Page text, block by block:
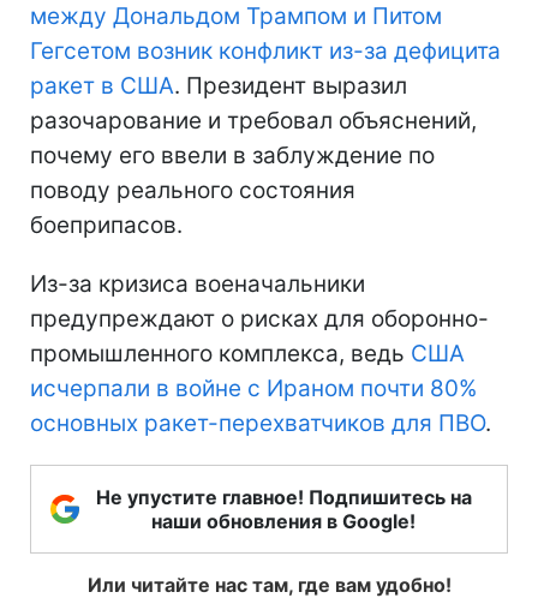
между Дональдом Трампом и Питом
Гегсетом возник конфликт из-за дефицита
ракет в США. Президент выразил
разочарование и требовал объяснений,
почему его ввели в заблуждение по
поводу реального состояния
боеприпасов.
Из-за кризиса военачальники
предупреждают о рисках для оборонно-
промышленного комплекса, ведь США
исчерпали в войне с Ираном почти 80%
основных ракет-перехватчиков для ПВО.
Не упустите главное! Подпишитесь на
наши обновления в Google!
Или читайте нас там, где вам удобно!